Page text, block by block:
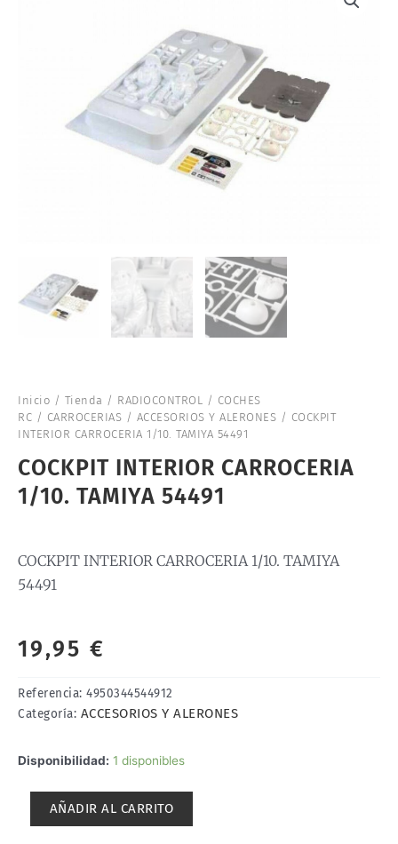
Inicio / Tienda / RADIOCONTROL / COCHES
RC / CARROCERIAS / ACCESORIOS Y ALERONES / COCKPIT
INTERIOR CARROCERIA 1/10. TAMIYA 54491
COCKPIT INTERIOR CARROCERIA
1/10. TAMIYA 54491
COCKPIT INTERIOR CARROCERIA 1/10. TAMIYA
54491
19,95 €
Referencia: 4950344544912
Categoría: ACCESORIOS Y ALERONES
Disponibilidad: 1 disponibles
COCKPIT
CARROCERIA
AÑADIR AL CARRITO